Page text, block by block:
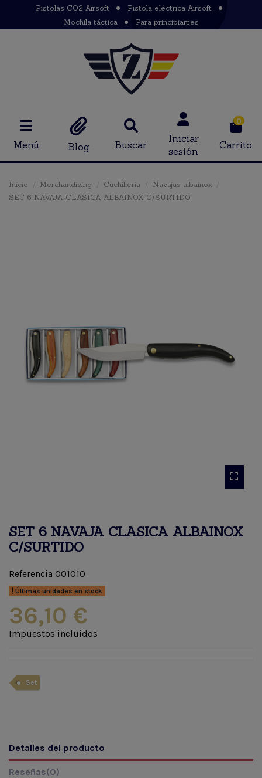
Pistolas CO2 Airsoft
Pistola eléctrica Airsoft
Mochila táctica
Para principiantes
Menú Blog Buscar
Iniciar
sesión
0
Carrito
Inicio Merchandising Cuchilleria
Navajas albainox
SET 6 NAVAJA CLASICA ALBAINOX C/SURTIDO
SET 6 NAVAJA CLASICA ALBAINOX
C/SURTIDO
Referencia 001010
Últimas unidades en stock
36,10 €
Impuestos incluidos
Set
Detalles del producto
Reseñas(0)